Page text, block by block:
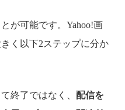
が可能です。Yahoo!画
く以下2ステップに分か
終了ではなく、 配信を